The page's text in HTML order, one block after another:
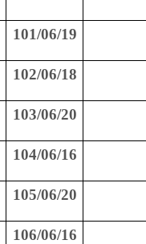
101/06/19
102/06/18
103/06/20
104/06/16
105/06/20
106/06/16